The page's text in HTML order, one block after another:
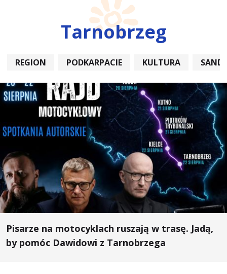
Tarnobrzeg
REGION PODKARPACIE KULTURA
Pisarze na motocyklach ruszają w trasę. Jadą,
by pomóc Dawidowi z Tarnobrzega